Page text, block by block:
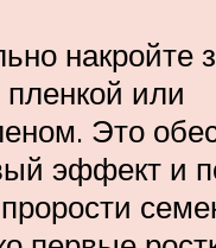
накройте
или
Это
эффект и